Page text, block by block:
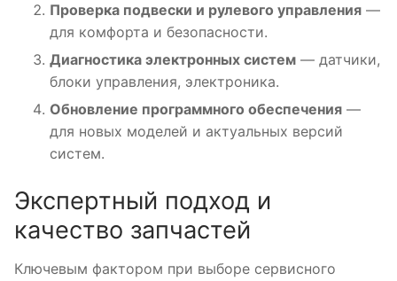
Проверка подвески и рулевого управления —
для комфорта и безопасности.
Диагностика электронных систем — датчики,
блоки управления, электроника.
Обновление программного обеспечения —
для новых моделей и актуальных версий
систем.
Экспертный подход и
качество запчастей
Ключевым фактором при выборе сервисного